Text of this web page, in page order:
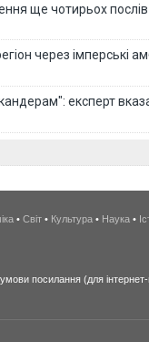
ще чотирьох послів
через імперські
експерт
• Світ • Культура • Наука •
посилання (для